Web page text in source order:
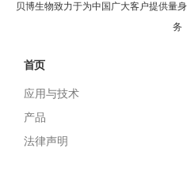
贝博生物致力于为中国广大客户提供量
务
首页
应用与技术
产品
法律声明